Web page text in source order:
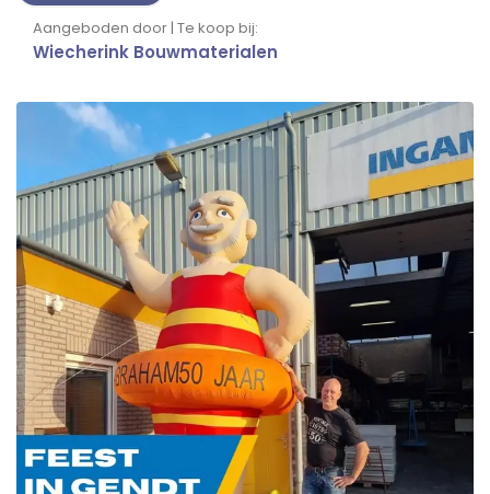
Aangeboden door | Te koop bij:
Wiecherink Bouwmaterialen